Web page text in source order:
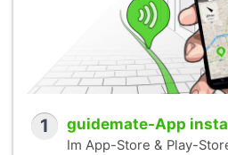
1 guidemate-App
Im App-Store & Play-